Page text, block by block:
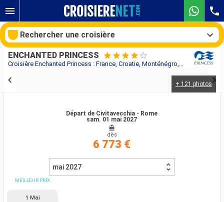
Croisière Enchanted Princess : France, Croatie, Monténégro, Italie, Malte, Turquie, Grèce au départ de Civitavecchia - Rome
ENCHANTED PRINCESS
+ 121 photos
Départ de Civitavecchia - Rome
sam. 01 mai 2027
dès
6 773 €
mai 2027
MEILLEUR PRIX
1 Mai
Rechercher une croisière
Mois de départ
Rechercher